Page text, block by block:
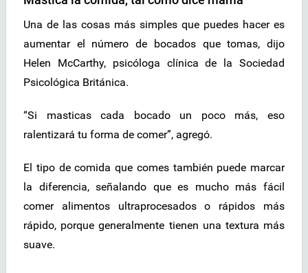
Una de las cosas más simples que puedes hacer es
aumentar el número de bocados que tomas, dijo
Helen McCarthy, psicóloga clínica de la Sociedad
Psicológica Británica.
“Si masticas cada bocado un poco más, eso
ralentizará tu forma de comer”, agregó.
El tipo de comida que comes también puede marcar
la diferencia, señalando que es mucho más fácil
comer alimentos ultraprocesados o rápidos más
rápido, porque generalmente tienen una textura más
suave.